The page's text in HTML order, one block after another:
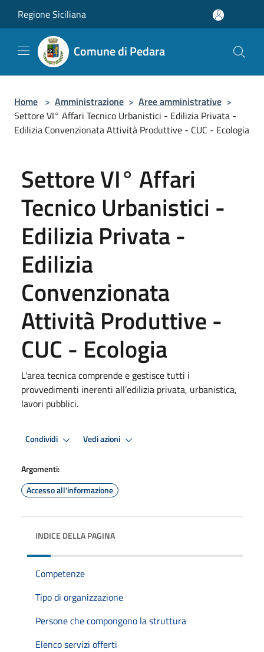
Regione Siciliana
Comune di Pedara
Home > Amministrazione > Aree amministrative >
Settore VI° Affari Tecnico Urbanistici - Edilizia Privata -
Edilizia Convenzionata Attività Produttive - CUC - Ecologia
Settore VI° Affari
Tecnico Urbanistici -
Edilizia Privata -
Edilizia
Convenzionata
Attività Produttive -
CUC - Ecologia
L'area tecnica comprende e gestisce tutti i
provvedimenti inerenti all’edilizia privata, urbanistica,
lavori pubblici.
Condividi Vedi azioni
Argomenti:
Accesso all'informazione
INDICE DELLA PAGINA
Competenze
Tipo di organizzazione
Persone che compongono la struttura
Elenco servizi offerti